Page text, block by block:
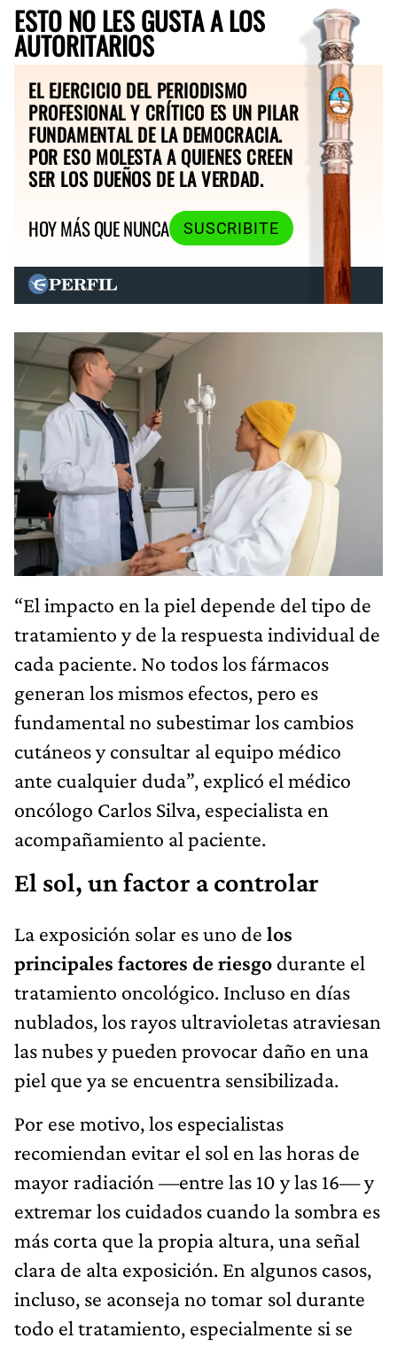
ESTO NO LES GUSTA A LOS
AUTORITARIOS
EL EJERCICIO DEL PERIODISMO
PROFESIONAL Y CRÍTICO ES UN PILAR
FUNDAMENTAL DE LA DEMOCRACIA.
POR ESO MOLESTA A QUIENES CREEN
SER LOS DUEÑOS DE LA VERDAD.
HOY MÁS QUE NUNCA
SUSCRIBITE
“El impacto en la piel depende del tipo de
tratamiento y de la respuesta individual de
cada paciente. No todos los fármacos
generan los mismos efectos, pero es
fundamental no subestimar los cambios
cutáneos y consultar al equipo médico
ante cualquier duda”, explicó el médico
oncólogo Carlos Silva, especialista en
acompañamiento al paciente.
El sol, un factor a controlar
La exposición solar es uno de los
principales factores de riesgo durante el
tratamiento oncológico. Incluso en días
nublados, los rayos ultravioletas atraviesan
las nubes y pueden provocar daño en una
piel que ya se encuentra sensibilizada.
Por ese motivo, los especialistas
recomiendan evitar el sol en las horas de
mayor radiación —entre las 10 y las 16— y
extremar los cuidados cuando la sombra es
más corta que la propia altura, una señal
clara de alta exposición. En algunos casos,
incluso, se aconseja no tomar sol durante
todo el tratamiento, especialmente si se